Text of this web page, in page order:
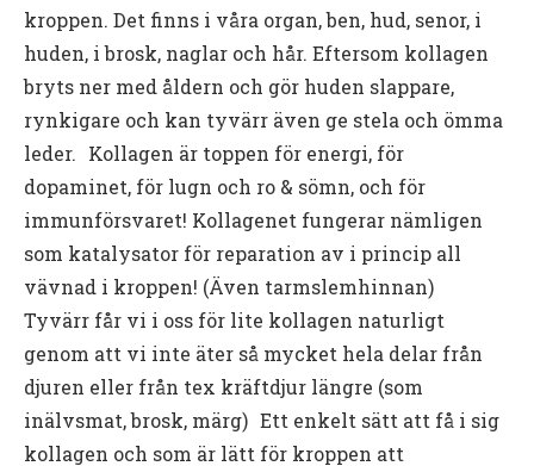
kroppen. Det finns i våra organ, ben, hud, senor, i
huden, i brosk, naglar och hår. Eftersom kollagen
bryts ner med åldern och gör huden slappare,
rynkigare och kan tyvärr även ge stela och ömma
leder. Kollagen är toppen för energi, för
dopaminet, för lugn och ro & sömn, och för
immunförsvaret! Kollagenet fungerar nämligen
som katalysator för reparation av i princip all
vävnad i kroppen! (Även tarmslemhinnan)
Tyvärr får vi i oss för lite kollagen naturligt
genom att vi inte äter så mycket hela delar från
djuren eller från tex kräftdjur längre (som
inälvsmat, brosk, märg) Ett enkelt sätt att få i sig
kollagen och som är lätt för kroppen att